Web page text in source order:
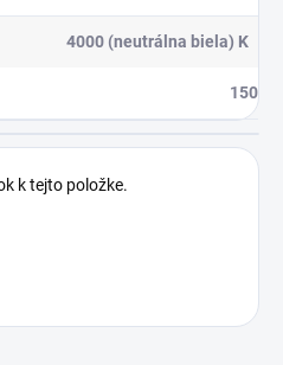
4000 (neutrálna biela) K
150
k tejto položke.